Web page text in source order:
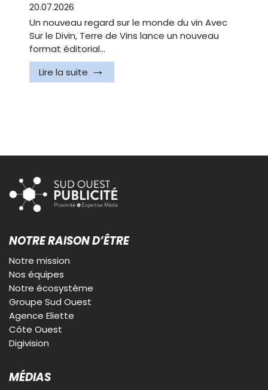
20.07.2026
Un nouveau regard sur le monde du vin Avec
Sur le Divin, Terre de Vins lance un nouveau
format éditorial…
Lire la suite
NOTRE RAISON D’ÊTRE
Notre mission
Nos équipes
Notre écosystème
Groupe Sud Ouest
Agence Eliette
Côte Ouest
Digivision
MÉDIAS